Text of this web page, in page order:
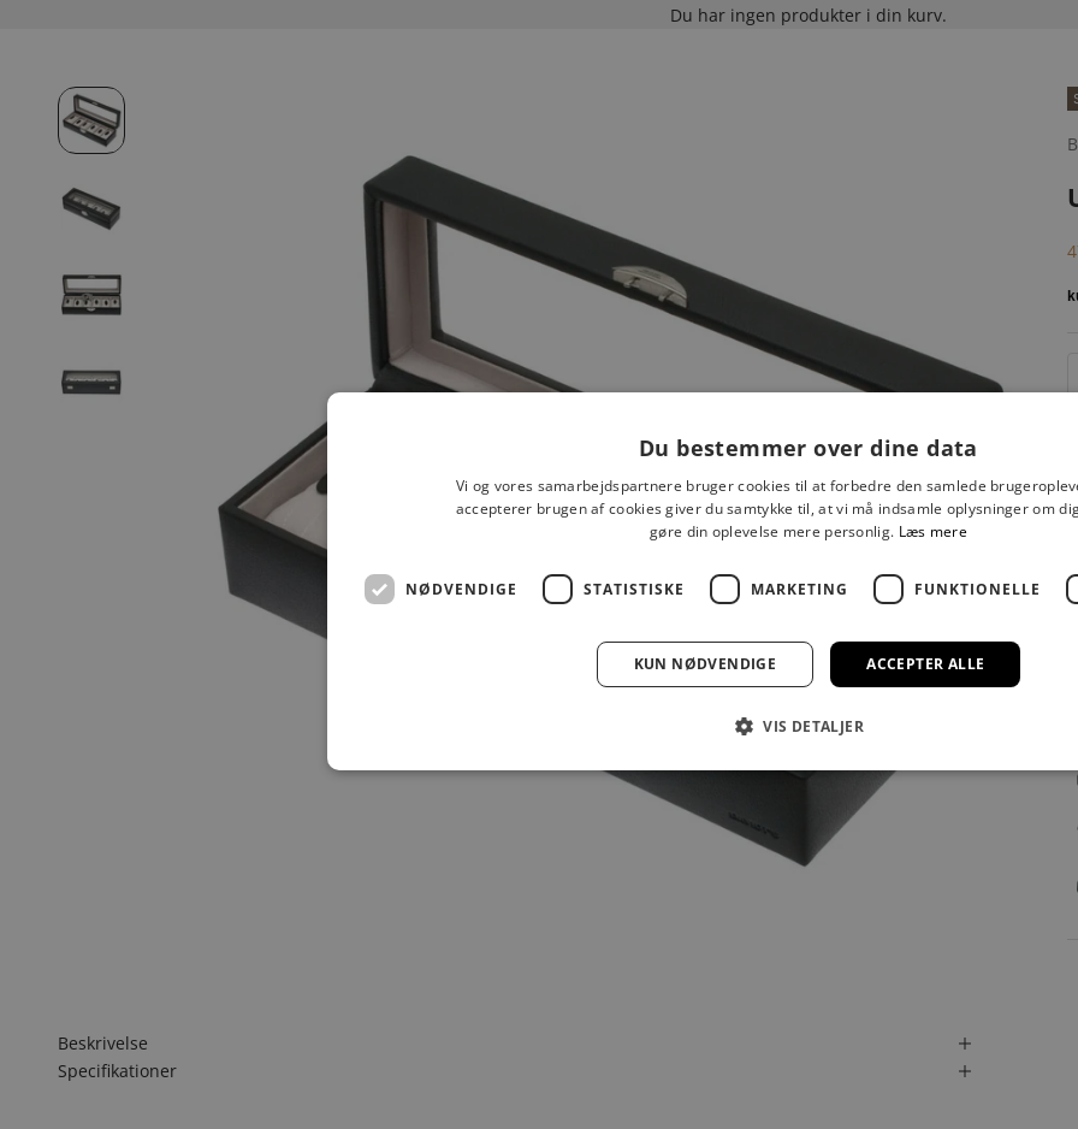
Du har ingen produkter i din kurv.
Beskrivelse
Specifikationer
Du bestemmer over dine data
Vi og vores samarbejdspartnere bruger cookies til at forbedre den samlede
accepterer brugen af cookies giver du samtykke til, at vi må indsamle oplysninger om
gøre din oplevelse mere personlig. Læs mere
NØDVENDIGE STATISTISKE MARKETING FUNKTIONELLE
ACCEPTER ALLE
KUN NØDVENDIGE
VIS DETALJER